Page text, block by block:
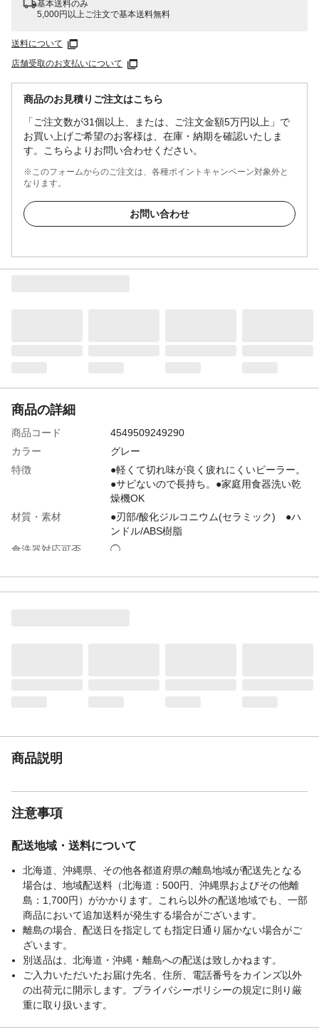
基本送料のみ
5,000円以上ご注文で基本送料無料
送料について
店舗受取のお支払いについて
商品のお見積りご注文はこちら
「ご注文数が31個以上、または、ご注文金額5万円以上」で
お買い上げご希望のお客様は、在庫・納期を確認いたしま
す。こちらよりお問い合わせください。
※このフォームからのご注文は、各種ポイントキャンペーン対象外と
なります。
お問い合わせ
商品の詳細
商品コード
4549509249290
カラー
グレー
特徴
●軽くて切れ味が良く疲れにくいピーラー。
●サビないので長持ち。●家庭用食器洗い乾
燥機OK
材質・素材
●刃部/酸化ジルコニウム(セラミック) ●ハ
ンドル/ABS樹脂
食洗器対応可否
◯
販売元
商品説明
注意事項
配送地域・送料について
北海道、沖縄県、その他各都道府県の離島地域が配送先となる
場合は、地域配送料（北海道：500円、沖縄県およびその他離
島：1,700円）がかかります。これら以外の配送地域でも、一部
商品において追加送料が発生する場合がございます。
離島の場合、配送日を指定しても指定日通り届かない場合がご
ざいます。
別送品は、北海道・沖縄・離島への配送は致しかねます。
ご入力いただいたお届け先名、住所、電話番号をカインズ以外
の出荷元に開示します。プライバシーポリシーの規定に則り厳
重に取り扱います。